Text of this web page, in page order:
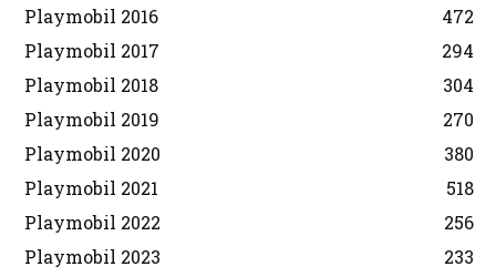
Playmobil 2016
472
Playmobil 2017
294
Playmobil 2018
304
Playmobil 2019
270
Playmobil 2020
380
Playmobil 2021
518
Playmobil 2022
256
Playmobil 2023
233